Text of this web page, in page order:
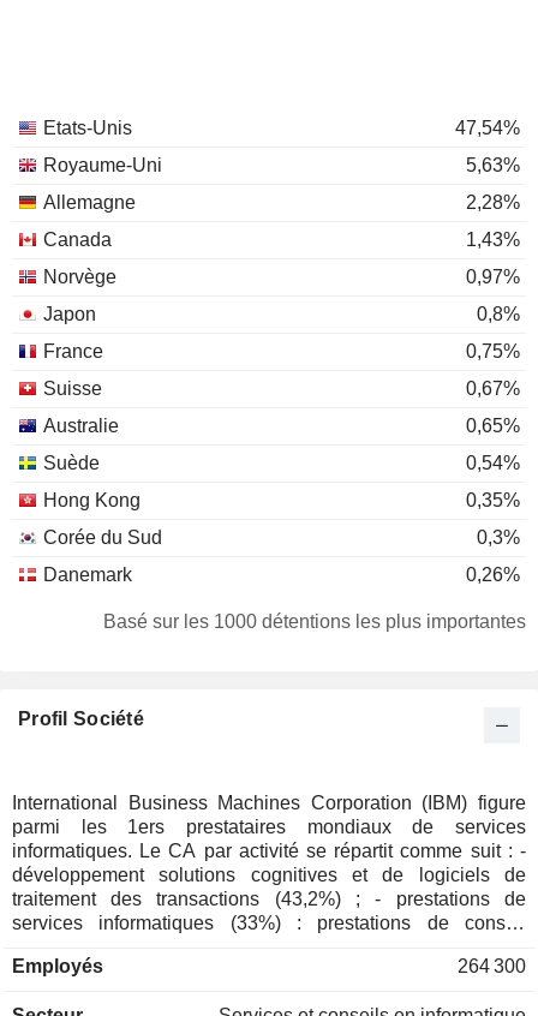
Etats-Unis
47,54%
Royaume-Uni
5,63%
Allemagne
2,28%
Canada
1,43%
Norvège
0,97%
Japon
0,8%
France
0,75%
Suisse
0,67%
Australie
0,65%
Suède
0,54%
Hong Kong
0,35%
Corée du Sud
0,3%
Danemark
0,26%
Pays-Bas
0,21%
Irlande
0,1%
Israël
0,07%
Belgique
0,06%
Finlande
0,05%
Luxembourg
0,05%
Basé sur les 1000 détentions les plus importantes
Profil Société
International Business Machines Corporation (IBM) figure
parmi les 1ers prestataires mondiaux de services
informatiques. Le CA par activité se répartit comme suit : -
développement solutions cognitives et de logiciels de
traitement des transactions (43,2%) ; - prestations de
services informatiques (33%) : prestations de conseil
financière, de la relation client, des ressources humaines,
Employés 264 300